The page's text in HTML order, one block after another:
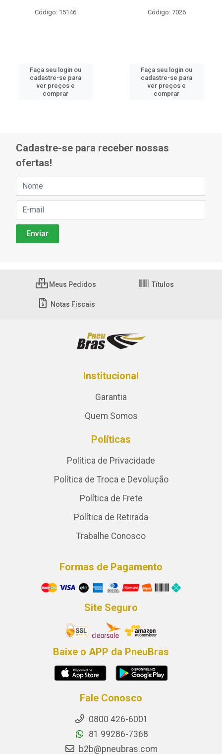
Código: 15146
Faça seu login ou
cadastre-se para
ver preços e
comprar
Código: 7026
Faça seu login ou
cadastre-se para
ver preços e
comprar
Cadastre-se para receber nossas
ofertas!
Meus Pedidos Títulos
Notas Fiscais
Institucional
Garantia
Quem Somos
Políticas
Política de Privacidade
Política de Troca e Devolução
Política de Frete
Política de Retirada
Trabalhe Conosco
Formas de Pagamento
Site Seguro
Baixe o APP da PneuBras
Fale Conosco
0800 426-6001
81 99286-7368
b2b@pneubras.com